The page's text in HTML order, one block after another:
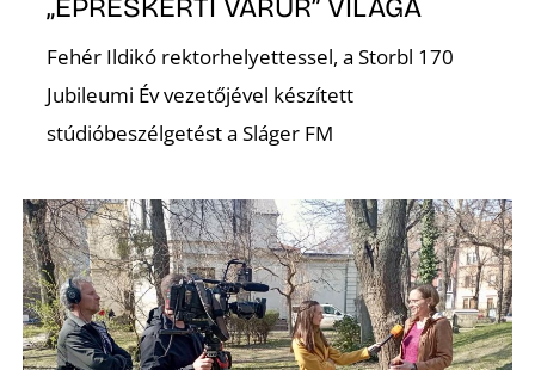
„EPRESKERTI VÁRÚR” VILÁGA
Fehér Ildikó rektorhelyettessel, a Storbl 170
Jubileumi Év vezetőjével készített
stúdióbeszélgetést a Sláger FM